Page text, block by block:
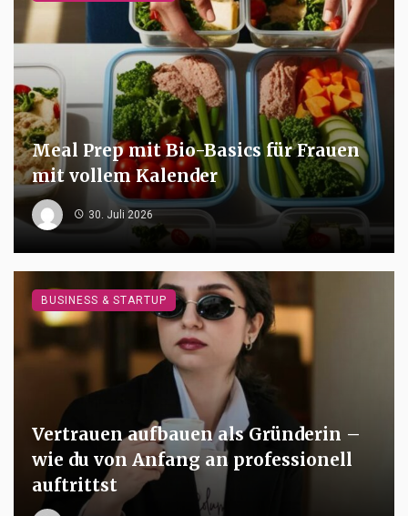
Meal Prep mit Bio-Basics für Frauen
mit vollem Kalender
30. Juli 2026
Vertrauen aufbauen als Gründerin –
wie du von Anfang an professionell
auftrittst
BUSINESS & STARTUP